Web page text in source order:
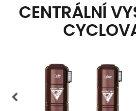
CENTRÁLNÍ